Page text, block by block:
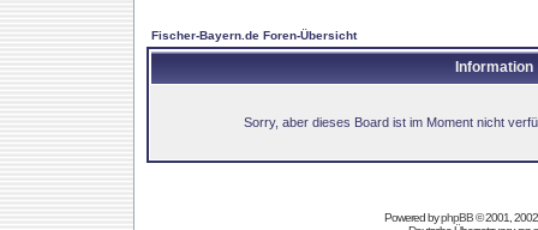
Fischer-Bayern.de Foren-Übersicht
Information
Sorry, aber dieses Board ist im Moment nicht
Powered byphpBB© 2001,